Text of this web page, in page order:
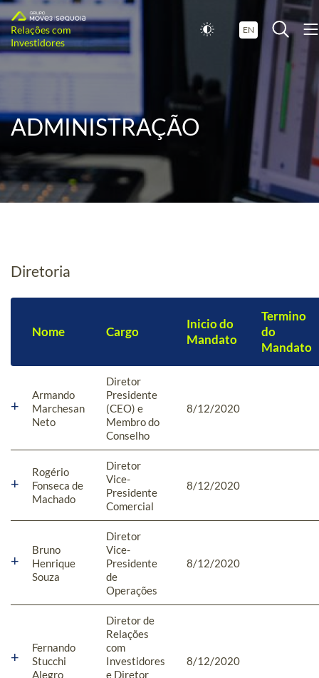
Relações com
Investidores
EN
ADMINISTRAÇÃO
Diretoria
Nome Cargo
Inicio do
Mandato
Termino
do
Mandato
Armando
Marchesan
Neto
Diretor
Presidente
(CEO) e
Membro do
Conselho
8/12/2020
Rogério
Fonseca de
Machado
Diretor
Vice-
Presidente
Comercial
8/12/2020
Bruno
Henrique
Souza
Diretor
Vice-
Presidente
de
Operações
8/12/2020
Fernando
Stucchi
Alegro
Diretor de
Relações
com
Investidores
e Diretor
8/12/2020